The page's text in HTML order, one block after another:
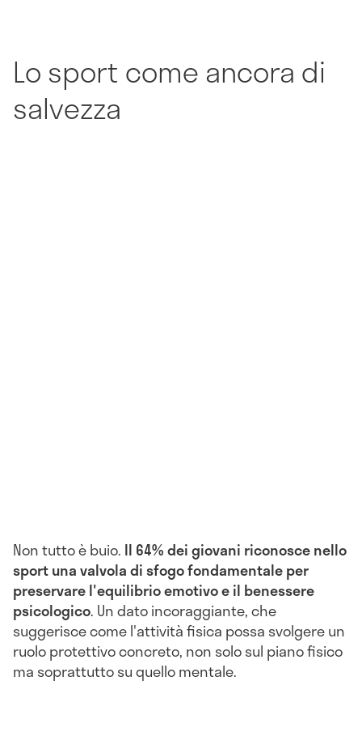
Lo sport come ancora di
salvezza
Non tutto è buio. Il 64% dei giovani riconosce nello
sport una valvola di sfogo fondamentale per
preservare l'equilibrio emotivo e il benessere
psicologico. Un dato incoraggiante, che
suggerisce come l'attività fisica possa svolgere un
ruolo protettivo concreto, non solo sul piano fisico
ma soprattutto su quello mentale.